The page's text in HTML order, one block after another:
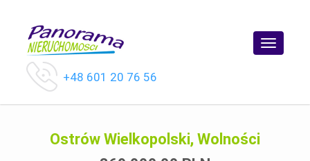
Toggle
+48 601 20 76 56
Ostrów Wielkopolski, Wolności